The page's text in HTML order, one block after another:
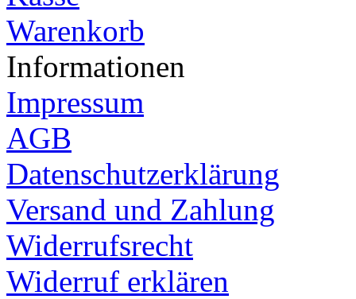
Warenkorb
Informationen
Impressum
AGB
Datenschutzerklärung
Versand und Zahlung
Widerrufsrecht
Widerruf erklären